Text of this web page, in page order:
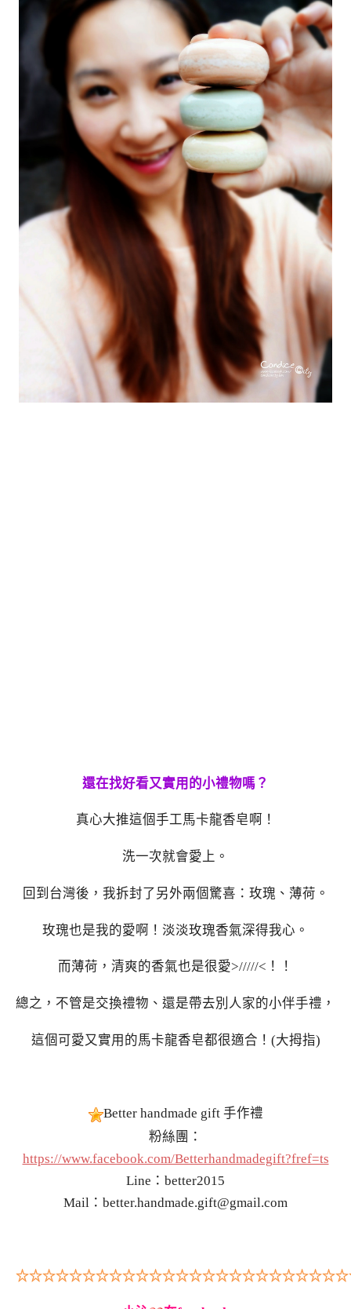
還在找好看又實用的小禮物嗎？
真心大推這個手工馬卡龍香皂啊！
洗一次就會愛上。
回到台灣後，我拆封了另外兩個驚喜：玫瑰、薄荷。
玫瑰也是我的愛啊！淡淡玫瑰香氣深得我心。
而薄荷，清爽的香氣也是很愛>/////<！！
總之，不管是交換禮物、還是帶去別人家的小伴手禮，
這個可愛又實用的馬卡龍香皂都很適合！(大拇指)
Better handmade gift 手作禮
粉絲團：
https://www.facebook.com/Betterhandmadegift?fref=ts
Line：better2015
Mail： better.handmade.gift@gmail.com